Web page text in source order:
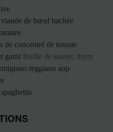
viande de bœuf hachée
de concentré de tomate
garni feuille de laurier, thym
reggiano aop